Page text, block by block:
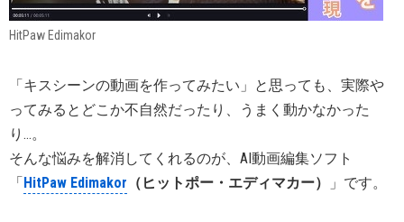
HitPaw Edimakor
「キスシーンの動画を作ってみたい」と思っても、実際や
ってみるとどこか不自然だったり、うまく動かなかった
り…。
そんな悩みを解消してくれるのが、AI動画編集ソフト
「HitPaw Edimakor （ヒットポー・エディマカー） 」です。